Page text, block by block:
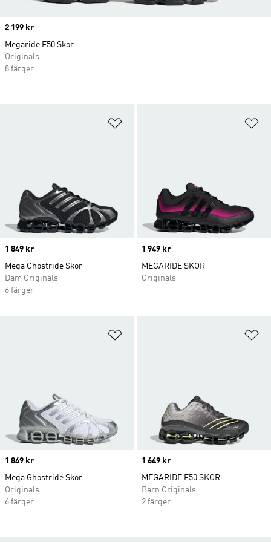
Price
1 849 kr
Mega Ghostride Skor
Dam Originals
6 färger
Price
1 949 kr
MEGARIDE SKOR
Originals
Price
1 849 kr
Mega Ghostride Skor
Originals
6 färger
Price
1 649 kr
MEGARIDE F50 SKOR
Barn Originals
2 färger
Price
2 199 kr
Megaride F50 Skor
Originals
8 färger